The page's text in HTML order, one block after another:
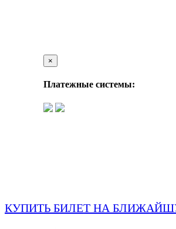
×
Платежные системы:
КУПИТЬ БИЛЕТ НА